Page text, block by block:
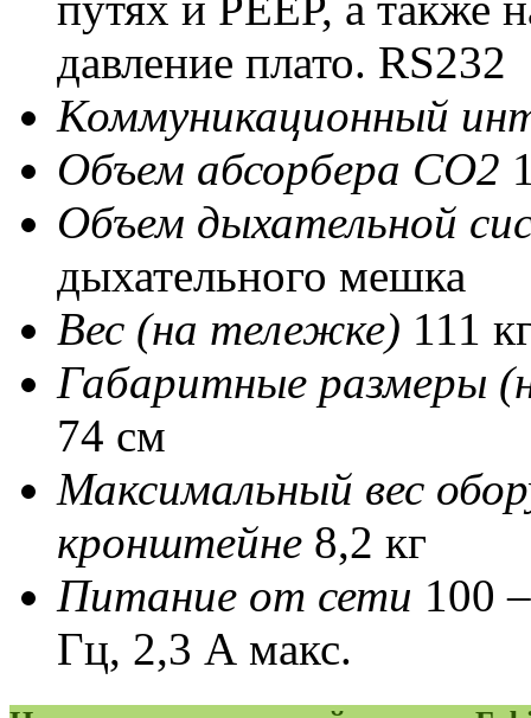
давление плато. RS232
Коммуникационный
Объем абсорбера CO2
Объем дыхательной
дыхательного мешка
Вес (на тележке) 111
Габаритные размеры
74 см
Максимальный вес
кронштейне 8,2 кг
Питание от сети 100
Гц, 2,3 А макс.